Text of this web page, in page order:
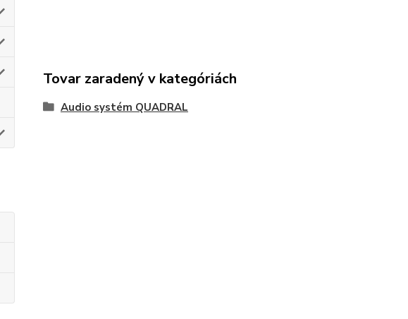
Tovar zaradený v kategóriách
Audio systém QUADRAL